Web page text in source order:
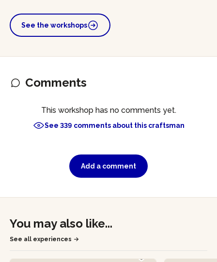
See the workshops
Comments
This workshop has no comments yet.
See 339 comments about this craftsman
Add a comment
You may also like...
See all experiences